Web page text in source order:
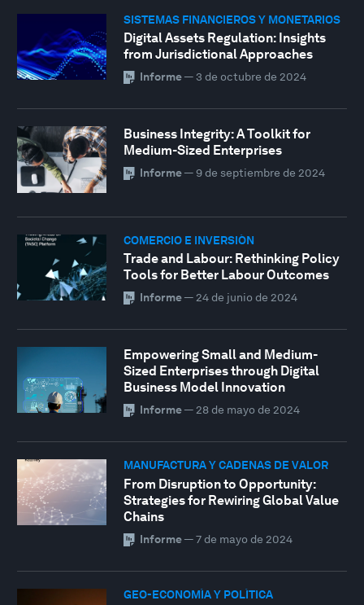
SISTEMAS FINANCIEROS Y MONETARIOS
Digital Assets Regulation: Insights
from Jurisdictional Approaches
Informe— 3 de octubre de 2024
Business Integrity: A Toolkit for
Medium-Sized Enterprises
Informe— 9 de septiembre de 2024
COMERCIO E INVERSIÓN
Trade and Labour: Rethinking Policy
Tools for Better Labour Outcomes
Informe— 24 de junio de 2024
Empowering Small and Medium-
Sized Enterprises through Digital
Business Model Innovation
Informe— 28 de mayo de 2024
MANUFACTURA Y CADENAS DE VALOR
From Disruption to Opportunity:
Strategies for Rewiring Global Value
Chains
Informe— 7 de mayo de 2024
GEO-ECONOMÍA Y POLÍTICA